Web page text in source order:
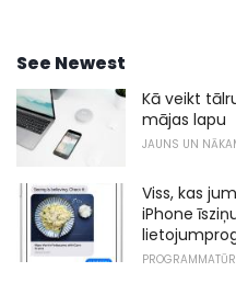
See Newest
Kā veikt
mājas lapu
JAUNS UN
Viss, kas
iPhone